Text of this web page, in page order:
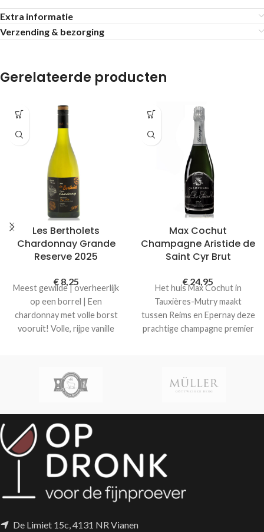
Extra informatie
Verzending & bezorging
Gerelateerde producten
Les Bertholets
Chardonnay Grande
Reserve 2025
€8,25
Meest gewilde | overheerlijk
op een borrel | Een
chardonnay met volle borst
vooruit! Volle, rijpe vanille
niet vaak tegenstaat Wilt u
deze wijn overheerlijke
bemachtigen, stuurt u dan
een mail naar
info@opdronk.nl
namelijk niet online Zoekt u
nog zo'n ontzettend
aangename als de Les
Bertholets grande reserve
Max Cochut
Champagne Aristide de
Saint Cyr Brut
€ 24,95
Het huis Max Cochut in
Tauxières-Mutry maakt
tussen Reims en Epernay deze
prachtige champagne premier
kleurt strogeel in het glas,
De Limiet 15c, 4131 NR Vianen